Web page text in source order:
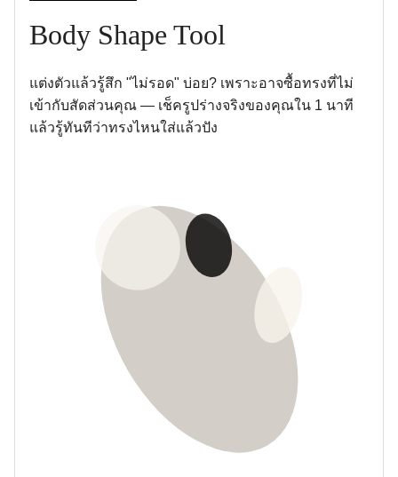
Body Shape Tool
แต่งตัวแล้วรู้สึก "ไม่รอด" บ่อย? เพราะอาจซื้อทรงที่ไม่
เข้ากับสัดส่วนคุณ — เช็ครูปร่างจริงของคุณใน 1 นาที
แล้วรู้ทันทีว่าทรงไหนใส่แล้วปัง